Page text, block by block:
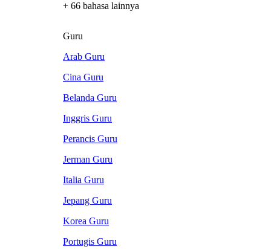
+ 66 bahasa lainnya
Guru
Arab Guru
Cina Guru
Belanda Guru
Inggris Guru
Perancis Guru
Jerman Guru
Italia Guru
Jepang Guru
Korea Guru
Portugis Guru